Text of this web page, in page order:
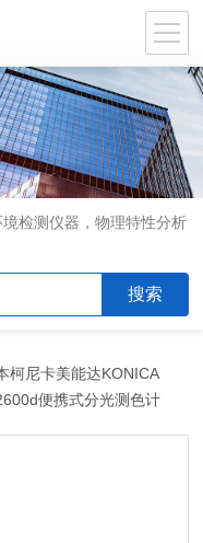
检测仪器，物理特性分析
柯尼卡美能达KONICA
便携式分光测色计